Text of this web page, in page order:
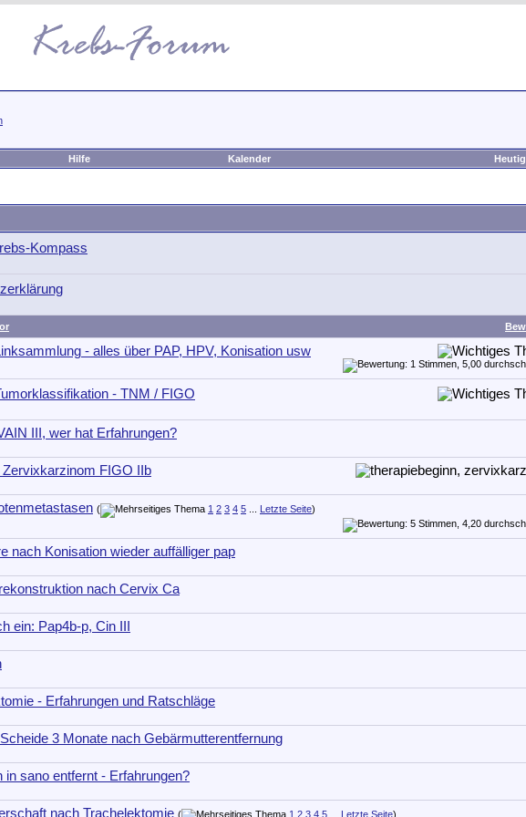
Hilfe Kalender
Kompass
- alles über PAP, HPV, Konisation usw
- TNM / FIGO
III, wer hat Erfahrungen?
Zervixkarzinom FIGO IIb
( 1 2 3 4 5 Letzte Seite)
nach Konisation wieder auffälliger pap
nach Cervix Ca
ein: Pap4b-p, Cin III
- Erfahrungen und Ratschläge
3 Monate nach Gebärmutterentfernung
in sano entfernt - Erfahrungen?
nach Trachelektomie ( 1 2 3 4 5 Letzte Seite)